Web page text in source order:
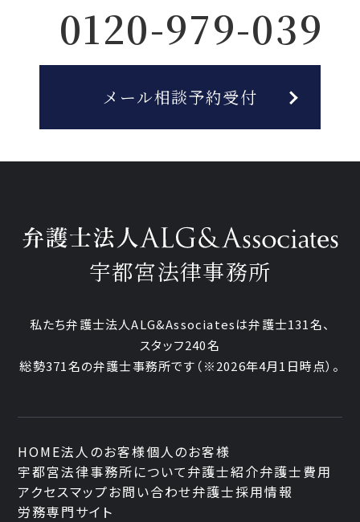
0120-979-039
メール相談予約受付
宇都宮法律事務所
私たち弁護士法人ALG&Associatesは弁護士131名、
スタッフ240名
総勢371名の弁護士事務所です （※2026年4月1日時点）。
HOME法人のお客様個人のお客様
宇都宮法律事務所について弁護士紹介弁護士費用
アクセスマップお問い合わせ弁護士採用情報
労務専門サイト